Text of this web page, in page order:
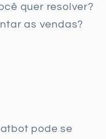
quer resolver?
as vendas?
pode se